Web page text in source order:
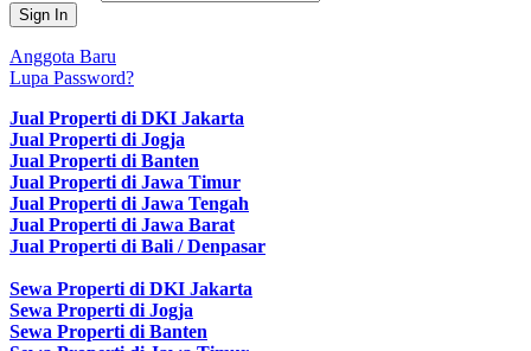
Anggota Baru
Lupa Password?
Jual Properti di DKI Jakarta
Jual Properti di Jogja
Jual Properti di Banten
Jual Properti di Jawa Timur
Jual Properti di Jawa Tengah
Jual Properti di Jawa Barat
Jual Properti di Bali / Denpasar
Sewa Properti di DKI Jakarta
Sewa Properti di Jogja
Sewa Properti di Banten